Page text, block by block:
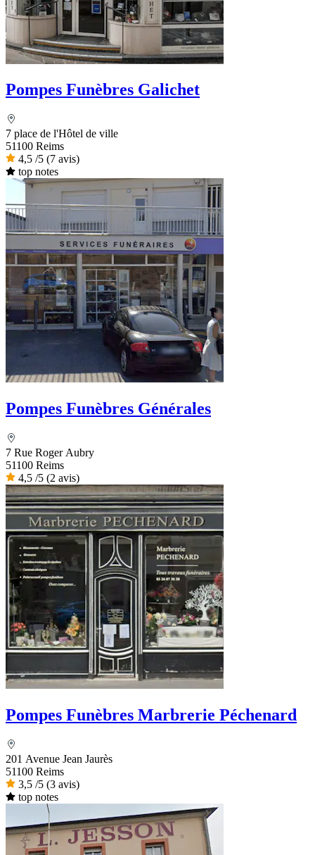
Pompes Funèbres Galichet
7 place de l'Hôtel de ville
51100 Reims
4,5 /5 (7 avis)
top notes
Pompes Funèbres Générales
7 Rue Roger Aubry
51100 Reims
4,5 /5 (2 avis)
Pompes Funèbres Marbrerie Péchenard
201 Avenue Jean Jaurès
51100 Reims
3,5 /5 (3 avis)
top notes